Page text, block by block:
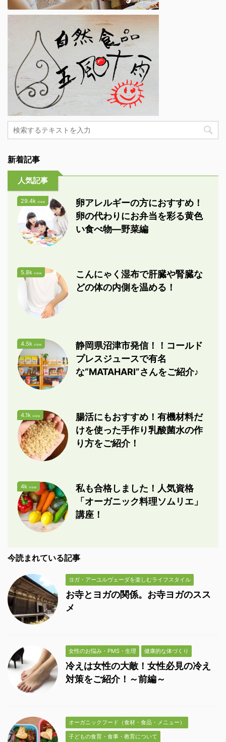
新着記事
人気記事
29.4k view
卵アレルギーの方におすすめ！
卵の代わりにお弁当を彩る黄色
い食べ物―野菜編
5.8k view
こんにゃく湿布で肝臓や腎臓な
どの体の内側を温める！
4.5k view
静岡県沼津市発信！！コールド
プレスジュースで有名
な“MATAHARI”さんをご紹介♪
4.1k view
腸活にもおすすめ！有機材料だ
けを使った手作り乳酸菌水の作
り方をご紹介！
4k view
私も合格しました！人気資格
「オーガニック料理ソムリエ」
講座！
今読まれている記事
ヨガ・アーユルヴェーダを楽しむライフスタイル
お寺とヨガの関係。お寺ヨガのスス
メ
女性のお悩み・PMS・生理 健康的な体づくり
冷えは女性の大敵！女性必見の冷え
対策をご紹介！～前編～
オーガニックフード（食材・食品・メニュー）
子どもの食育・食事・教育について